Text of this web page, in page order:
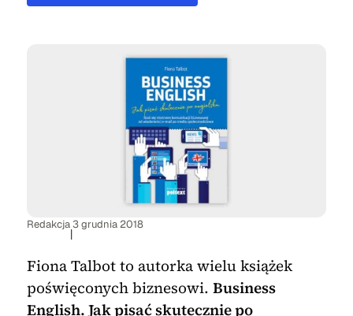
Redakcja 3 grudnia 2018
Fiona Talbot to autorka wielu książek
poświęconych biznesowi. Business
English. Jak pisać skutecznie po